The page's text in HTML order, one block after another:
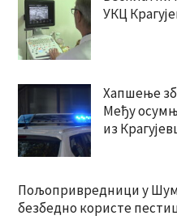
УКЦ
Хапшење
Међу
из
Пољопривредници у
безбедно користе